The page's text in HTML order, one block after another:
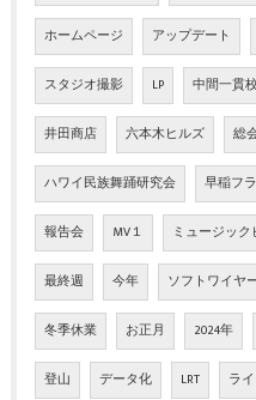
ホームページ アップデート
スタジオ撮影 LP 中間一貫
井田商店 六本木ヒルズ 総
ハワイ民族舞踊研究会 早稲フラ
報告会 MV１ ミュージッ
最終週 今年 ソフトワイヤ
冬季休業 お正月 2024年
登山 データ化 LRT ラ